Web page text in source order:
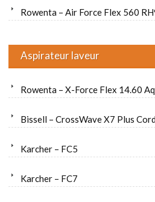
Rowenta – Air Force Flex 560
Aspirateur laveur
Rowenta – X-Force Flex 14.60
Bissell – CrossWave X7 Plus
Karcher – FC5
Karcher – FC7